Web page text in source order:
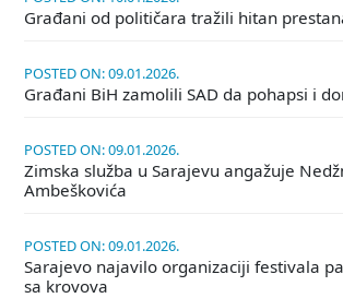
Građani od političara tražili hitan
POSTED ON: 09.01.2026.
Građani BiH zamolili SAD da pohapsi i
POSTED ON: 09.01.2026.
Zimska služba u Sarajevu angažuje
Ambeškovića
POSTED ON: 09.01.2026.
Sarajevo najavilo organizaciji festivala
sa krovova